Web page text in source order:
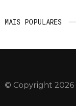
MAIS POPULARES
© Copyright 2026